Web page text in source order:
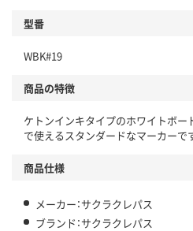
型番
WBK#19
商品の特徴
ケトンインキタイプのホワイトボー
で使えるスタンダードなマーカーで
商品仕様
メーカー：サクラクレパス
ブランド：サクラクレパス